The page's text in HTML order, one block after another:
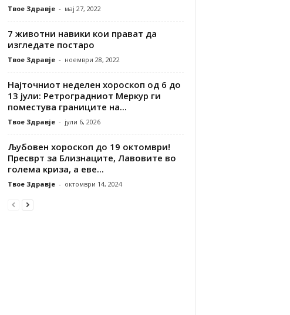
Твое Здравје - мај 27, 2022
7 животни навики кои прават да
изгледате постаро
Твое Здравје - ноември 28, 2022
Најточниот неделен хороскоп од 6 до
13 јули: Ретроградниот Меркур ги
поместува границите на...
Твое Здравје - јули 6, 2026
Љубовен хороскоп до 19 октомври!
Пресврт за Близнаците, Лавовите во
голема криза, а еве...
Твое Здравје - октомври 14, 2024